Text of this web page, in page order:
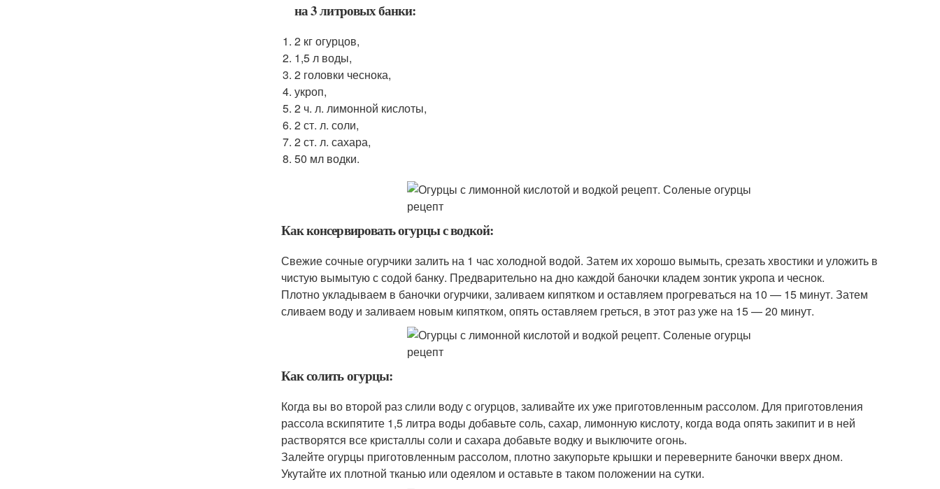
на 3 литровых банки:
2 кг огурцов,
1,5 л воды,
2 головки чеснока,
укроп,
2 ч. л. лимонной кислоты,
2 ст. л. соли,
2 ст. л. сахара,
50 мл водки.
Как консервировать огурцы с водкой:
Свежие сочные огурчики залить на 1 час холодной водой. Затем их хорошо вымыть, срезать хвостики и уложить в
чистую вымытую с содой банку. Предварительно на дно каждой баночки кладем зонтик укропа и чеснок.
Плотно укладываем в баночки огурчики, заливаем кипятком и оставляем прогреваться на 10 — 15 минут. Затем
сливаем воду и заливаем новым кипятком, опять оставляем греться, в этот раз уже на 15 — 20 минут.
Как солить огурцы:
Когда вы во второй раз слили воду с огурцов, заливайте их уже приготовленным рассолом. Для приготовления
рассола вскипятите 1,5 литра воды добавьте соль, сахар, лимонную кислоту, когда вода опять закипит и в ней
растворятся все кристаллы соли и сахара добавьте водку и выключите огонь.
Залейте огурцы приготовленным рассолом, плотно закупорьте крышки и переверните баночки вверх дном.
Укутайте их плотной тканью или одеялом и оставьте в таком положении на сутки.